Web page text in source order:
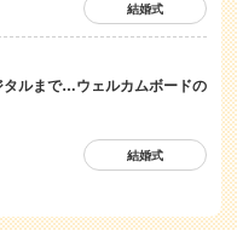
結婚式
タルまで…ウェルカムボードの
結婚式